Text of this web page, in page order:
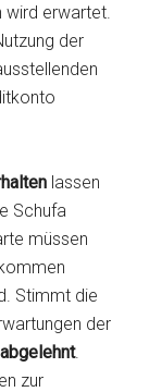
wird erwartet.
der
lassen
Schufa
müssen
Stimmt die
der
.
zur